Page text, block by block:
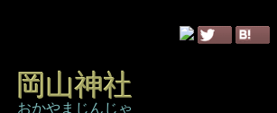
岡山神社
おかやまじんじゃ